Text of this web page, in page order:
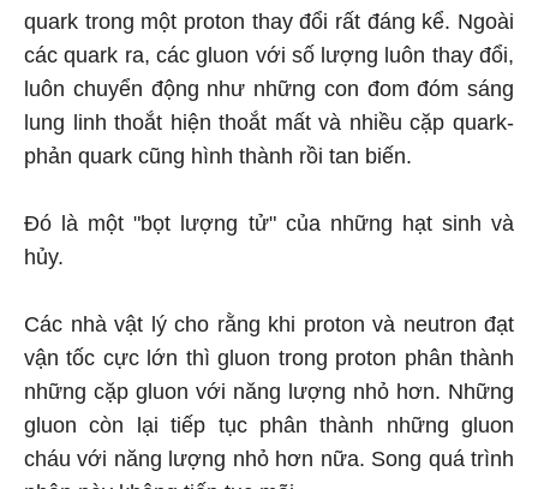
quark trong một proton thay đổi rất đáng kể. Ngoài
các quark ra, các gluon với số lượng luôn thay đổi,
luôn chuyển động như những con đom đóm sáng
lung linh thoắt hiện thoắt mất và nhiều cặp quark-
phản quark cũng hình thành rồi tan biến.
Đó là một "bọt lượng tử" của những hạt sinh và
hủy.
Các nhà vật lý cho rằng khi proton và neutron đạt
vận tốc cực lớn thì gluon trong proton phân thành
những cặp gluon với năng lượng nhỏ hơn. Những
gluon còn lại tiếp tục phân thành những gluon
cháu với năng lượng nhỏ hơn nữa. Song quá trình